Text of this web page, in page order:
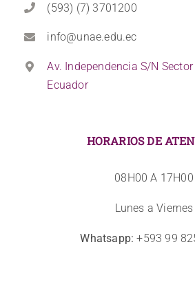
(593) (7) 3701200
info@unae.edu.ec
Av. Independencia S/N
Ecuador
HORARIOS DE
08H00 A 17H00
Lunes a Viernes
Whatsapp: +593 99